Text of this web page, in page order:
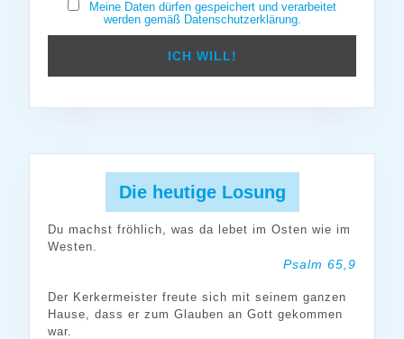
Meine Daten dürfen gespeichert und verarbeitet
werden gemäß Datenschutzerklärung.
Die heutige Losung
Du machst fröhlich, was da lebet im Osten wie im
Westen.
Psalm 65,9
Der Kerkermeister freute sich mit seinem ganzen
Hause, dass er zum Glauben an Gott gekommen
war.